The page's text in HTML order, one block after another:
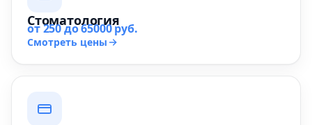
Стоматология
от 250 до 65000 руб.
Смотреть цены